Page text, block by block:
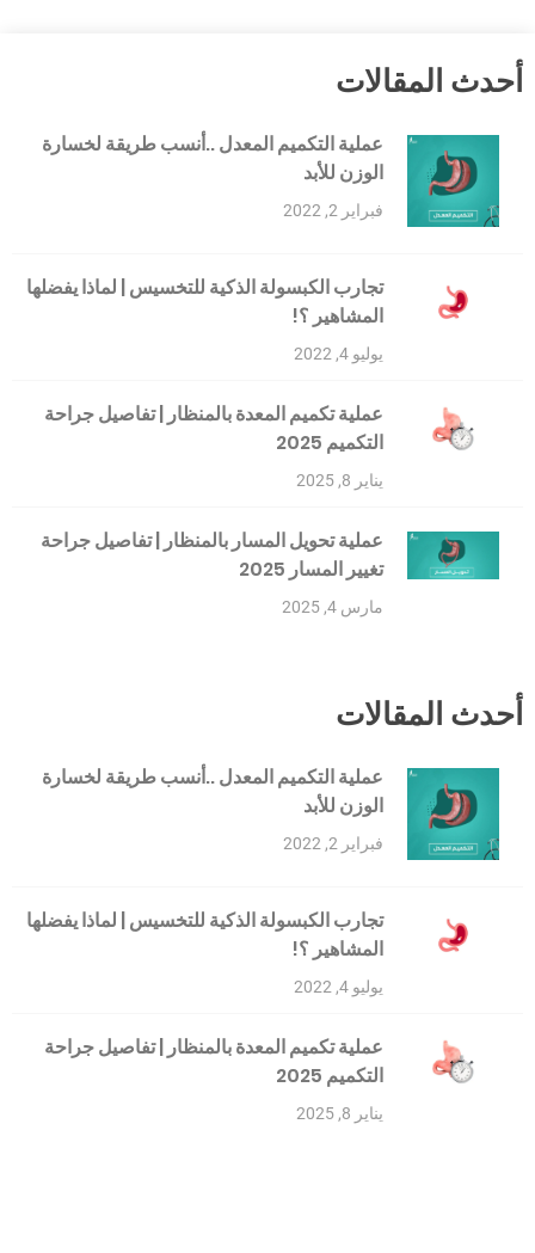
أحدث المقالات
عملية التكميم المعدل ..أنسب طريقة لخسارة
الوزن للأبد
فبراير 2, 2022
تجارب الكبسولة الذكية للتخسيس | لماذا يفضلها
المشاهير ؟!
يوليو 4, 2022
عملية تكميم المعدة بالمنظار | تفاصيل جراحة
التكميم 2025
يناير 8, 2025
عملية تحويل المسار بالمنظار | تفاصيل جراحة
تغيير المسار 2025
مارس 4, 2025
أحدث المقالات
عملية التكميم المعدل ..أنسب طريقة لخسارة
الوزن للأبد
فبراير 2, 2022
تجارب الكبسولة الذكية للتخسيس | لماذا يفضلها
المشاهير ؟!
يوليو 4, 2022
عملية تكميم المعدة بالمنظار | تفاصيل جراحة
التكميم 2025
يناير 8, 2025